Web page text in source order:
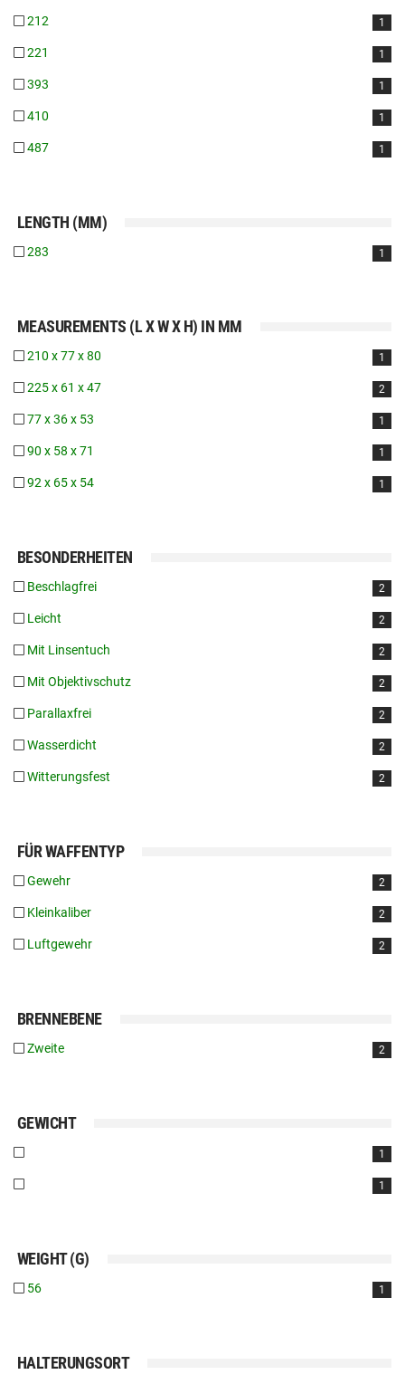
1
212
1
221
1
393
1
410
1
487
LENGTH (MM)
1
283
MEASUREMENTS (L X W X H) IN MM
1
210 x 77 x 80
2
225 x 61 x 47
1
77 x 36 x 53
1
90 x 58 x 71
1
92 x 65 x 54
BESONDERHEITEN
2
Beschlagfrei
2
Leicht
2
Mit Linsentuch
2
Mit Objektivschutz
2
Parallaxfrei
2
Wasserdicht
2
Witterungsfest
FÜR WAFFENTYP
2
Gewehr
2
Kleinkaliber
2
Luftgewehr
BRENNEBENE
2
Zweite
GEWICHT
1
1
WEIGHT (G)
1
56
HALTERUNGSORT